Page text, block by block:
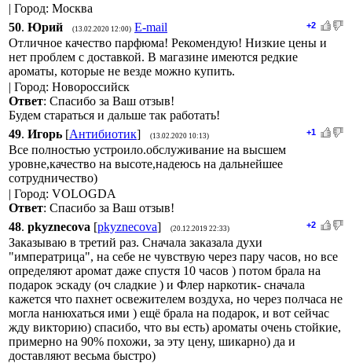
| Город: Москва
+2
50. Юрий (13.02.2020 12:00) E-mail
Отличное качество парфюма! Рекомендую! Низкие цены и
нет проблем с доставкой. В магазине имеются редкие
ароматы, которые не везде можно купить.
| Город: Новороссийск
Ответ: Спасибо за Ваш отзыв!
Будем стараться и дальше так работать!
+1
49. Игорь [Антибиотик] (13.02.2020 10:13)
Все полностью устроило.обслуживание на высшем
уровне,качество на высоте,надеюсь на дальнейшее
сотрудничество)
| Город: VOLOGDA
Ответ: Спасибо за Ваш отзыв!
+2
48. pkyznecova [pkyznecova] (20.12.2019 22:33)
Заказываю в третий раз. Сначала заказала духи
"императрица", на себе не чувствую через пару часов, но все
определяют аромат даже спустя 10 часов ) потом брала на
подарок эскаду (оч сладкие ) и Флер наркотик- сначала
кажется что пахнет освежителем воздуха, но через полчаса не
могла нанюхаться ими ) ещё брала на подарок, и вот сейчас
жду викторию) спасибо, что вы есть) ароматы очень стойкие,
примерно на 90% похожи, за эту цену, шикарно) да и
доставляют весьма быстро)